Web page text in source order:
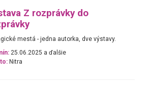
Z rozprávky do
mestá - jedna autorka, dve výstavy.
25.06.2025 a ďalšie
Nitra